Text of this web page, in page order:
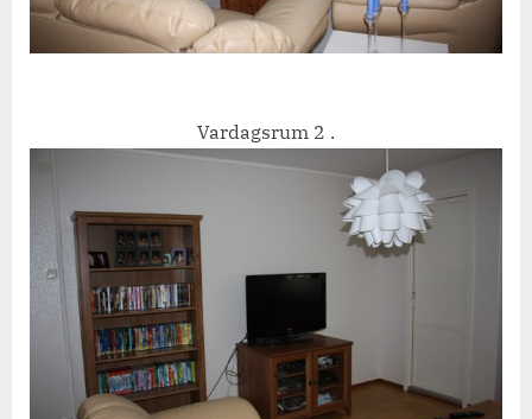
Vardagsrum 2 .